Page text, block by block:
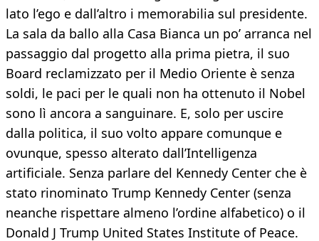
lato l’ego e dall’altro i memorabilia sul presidente.
La sala da ballo alla Casa Bianca un po’ arranca nel
passaggio dal progetto alla prima pietra, il suo
Board reclamizzato per il Medio Oriente è senza
soldi, le paci per le quali non ha ottenuto il Nobel
sono lì ancora a sanguinare. E, solo per uscire
dalla politica, il suo volto appare comunque e
ovunque, spesso alterato dall’Intelligenza
artificiale. Senza parlare del Kennedy Center che è
stato rinominato Trump Kennedy Center (senza
neanche rispettare almeno l’ordine alfabetico) o il
Donald J Trump United States Institute of Peace.